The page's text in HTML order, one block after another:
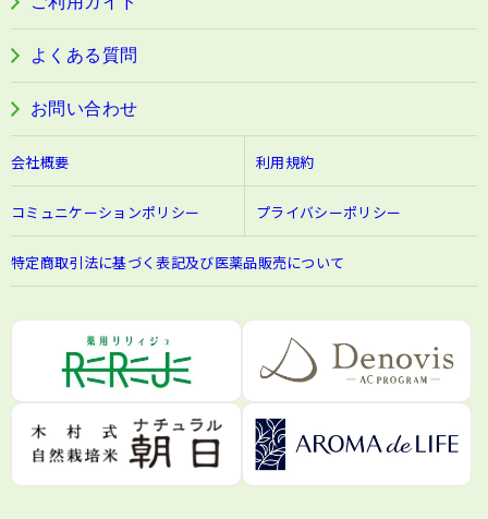
阿波晩茶
よくある質問
お問い合わせ
会社概要 利用規約
コミュニケーションポリシー プライバシーポリシー
特定商取引法に基づく表記及び医薬品販売について